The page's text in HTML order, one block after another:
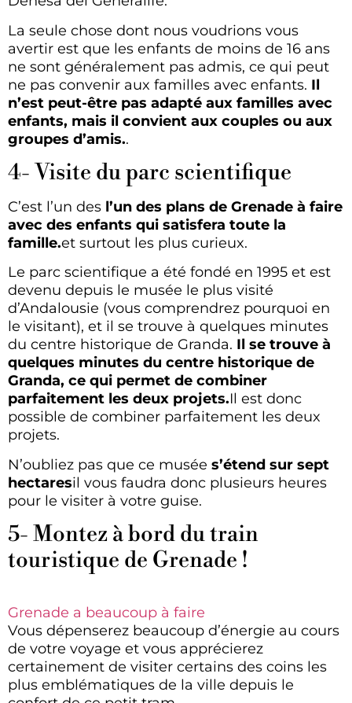
La seule chose dont nous voudrions vous
avertir est que les enfants de moins de 16 ans
ne sont généralement pas admis, ce qui peut
ne pas convenir aux familles avec enfants. Il
n’est peut-être pas adapté aux familles avec
enfants, mais il convient aux couples ou aux
groupes d’amis..
4- Visite du parc scientifique
C’est l’un des l’un des plans de Grenade à faire
avec des enfants qui satisfera toute la
famille.et surtout les plus curieux.
Le parc scientifique a été fondé en 1995 et est
devenu depuis le musée le plus visité
d’Andalousie (vous comprendrez pourquoi en
le visitant), et il se trouve à quelques minutes
du centre historique de Granda. Il se trouve à
quelques minutes du centre historique de
Granda, ce qui permet de combiner
parfaitement les deux projets.Il est donc
possible de combiner parfaitement les deux
projets.
N’oubliez pas que ce musée s’étend sur sept
hectaresil vous faudra donc plusieurs heures
pour le visiter à votre guise.
5- Montez à bord du train
touristique de Grenade !
Grenade a beaucoup à faire
Vous dépenserez beaucoup d’énergie au cours
de votre voyage et vous apprécierez
certainement de visiter certains des coins les
plus emblématiques de la ville depuis le